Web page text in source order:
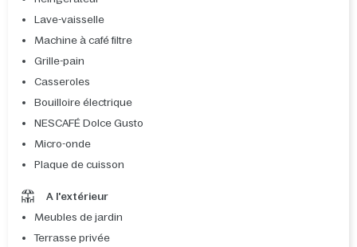
Lave-vaisselle
Machine à café filtre
Grille-pain
Casseroles
Bouilloire électrique
NESCAFÉ Dolce Gusto
Micro-onde
Plaque de cuisson
A l'extérieur
Meubles de jardin
Terrasse privée